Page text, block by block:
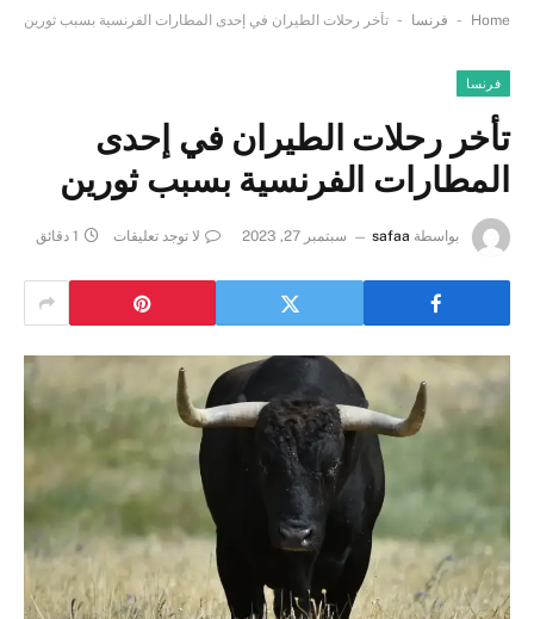
Home
- فرنسا - تأخر رحلات الطيران في إحدى المطارات الفرنسية بسبب ثورين
فرنسا
تأخر رحلات الطيران في إحدى
المطارات الفرنسية بسبب ثورين
بواسطة safaa سبتمبر 27, 2023 لا توجد تعليقات 1 دقائق